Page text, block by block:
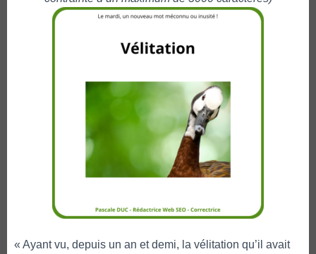
« Ayant vu, depuis un an et demi, la vélitation qu’il avait